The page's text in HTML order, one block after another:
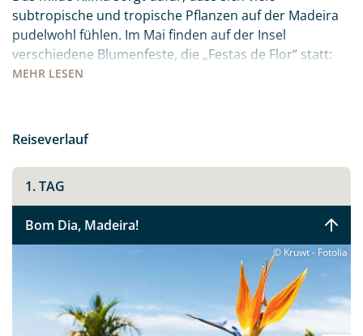
MEHR LESEN
subtropische und tropische Pflanzen auf der Madeira
pudelwohl fühlen. Im Mai finden auf der Insel
verschiedene Blumenfeste, die „Festas de Flor“ statt:
die Orte sind mit Blüten und Blumen geschmückt, es
Atlantiks.Auch kulinarisch hat die Insel viel zu bieten:
Wärme braucht um sich zum süßen Gold zu wandeln.
Der „Peixe Espada Preto“ – schwarzer Degenfisch, den
Sie bitte zunächst probieren, bevor Sie ihn sich auf den
Tischen der Markthalle Funchals anschauen. Verpassen
sollten Sie keinesfalls Madeiras Nationalgericht
„Espetata“ - die aufgespießten Rinderstücke, welche
über den Holzkohlegrill zubereitet werden. Diese Reise
vereint alle Schönheiten der Insel: Natur, Meer,
Entspannung, Kultur, Tradition und Kulinarik. Ihr
Reiseverlauf
1. TAG
Bom Dia, Madeira!
© Kruwt - Fotolia